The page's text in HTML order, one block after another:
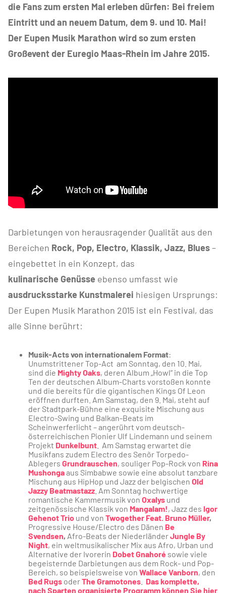
die Fans zum ersten Mal erleben dürfen: Bei freiem
Eintritt und an neuem Datum, dem 9. und 10. Mai!
Der Eupen Musik Marathon wird so zum ersten
Großevent der Euregio Maas-Rhein im Jahre 2015.
Darbietungen von herausragender Qualität aus den
Bereichen Rock, Pop, Electro, Klassik, Jazz, Blues–
eingebettet in ein Konzept, das
kulinarische Genüsse ebenso umfasst wie
ausdrucksstarke Kunstmalerei hiesigen Ursprungs:
Der Eupen Musik Marathon 2015 ist ein Festival, das
alle Sinne berührt:
Musik-Acts von internationalem Format:
Unumstrittener Top-Act am Sonntag, den 10. Mai,
sind die Mighty Oaks, deren Album „Howl“ in die Top
Ten der deutschen Album-Charts vorstoßen konnte
und die bereits für die gigantischen Kings Of Leon
eröffnen durften. Am Samstag, den 9. Mai, steht auf
der Stadtpark-Bühne eine exquisite Mischung aus
Electro-Swing und Balkan-Beats im
Scheinwerferlicht – angerührt vom deutsch-
österreichischen Pionier Ulf Lindemann und seinem
Projekt Dunkelbunt . Am Samstag erwartet die
Musikfans zudem Electro des Senõr Torpedo-
Ablegers Grundrauschen, souliger Pop-Rock von Rina
Mushongaaus Simbabwe sowie eine absolut tanzbare
Mischung aus HipHop und Jazz der belgischen Old
Jazzy Beatmastazz . Am Sonntag hochwertige
romantische Kammermusik von Oxalys und
zeitgenössische Klassik von Mangalam!, Jazz des Igor
Gehenot Trio und von Twogether Feat. Bruno Müller,
Progressive House/Electro des Dänen Be
Svendsen, Afro-Beats der NiederländerJungle By
Night, ein weltmusikalischer Mix aus Afro, Urban und
Alternative der Ivorerin Dobet Gnahoré sowie viele
begeisternde Darbietungen aus dem Rock- und Pop-
Bereich, so beispielsweise von Wallace Vanborn, den
Bed Rugs oderThe Gramotones Das komplette,
nach Sparten organisierte Programm können Sie hier